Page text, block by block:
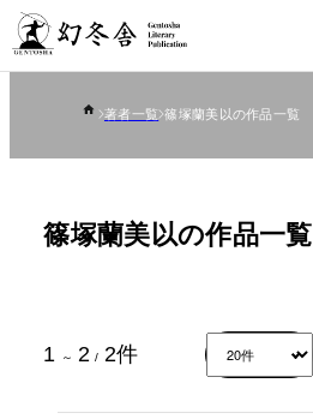
著者一覧 篠塚蘭美以の作品一覧
篠塚蘭美以の作品一覧
1 ～ 2 / 2件